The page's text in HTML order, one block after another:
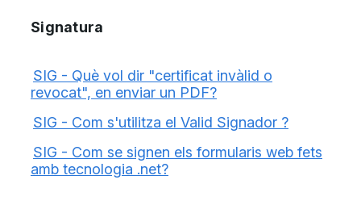
Signatura
SIG - Què vol dir "certificat invàlid o
revocat", en enviar un PDF?
SIG - Com s'utilitza el Valid Signador ?
SIG - Com se signen els formularis web fets
amb tecnologia .net?